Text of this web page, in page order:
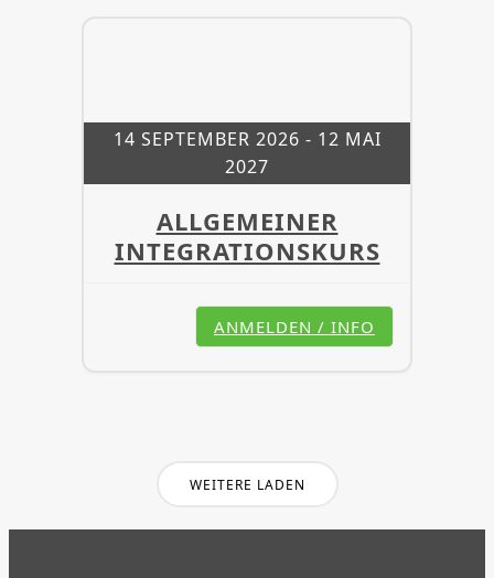
14 SEPTEMBER 2026 - 12 MAI
2027
ALLGEMEINER
INTEGRATIONSKURS
ANMELDEN / INFO
WEITERE LADEN